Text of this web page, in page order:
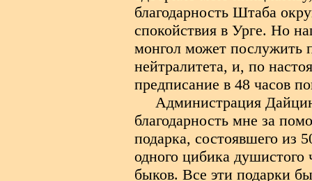
благодарность Штаба
спокойствия в Урге. Но
монгол может послужить
нейтралитета, и, по
предписание в 48 часов
Администрация
благодарность мне за
подарка, состоявшего из
одного цибика
быков. Все эти подарки